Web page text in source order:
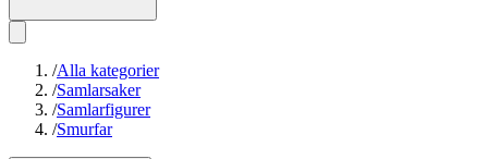
/Alla kategorier
/Samlarsaker
/Samlarfigurer
/Smurfar